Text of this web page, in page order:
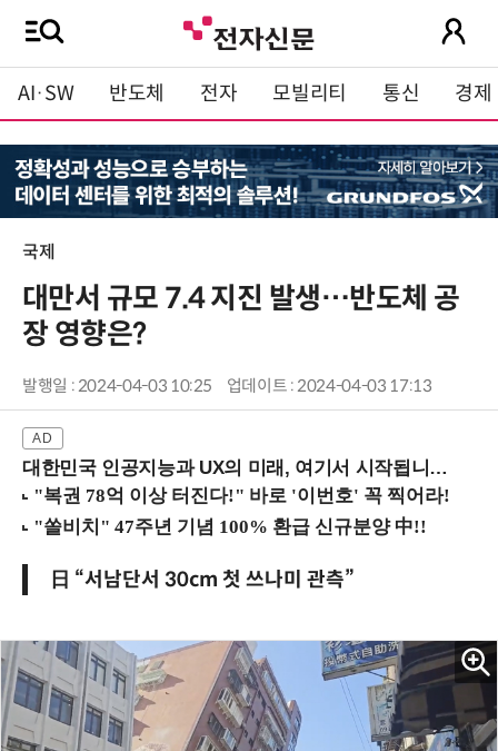
AI·SW 반도체 전자 모빌리티 통신 경제
국제
대만서 규모 7.4 지진 발생…반도체 공
장 영향은?
발행일 : 2024-04-03 10:25 업데이트 : 2024-04-03 17:13
대한민국 인공지능과 UX의 미래, 여기서 시작됩니다! (9/2 강남역)
日 “서남단서 30cm 첫 쓰나미 관측”